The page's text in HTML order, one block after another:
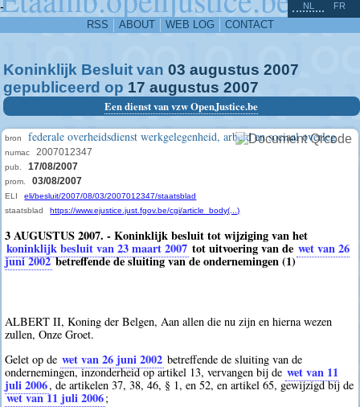
-
RSS ABOUT WEB LOG CONTACT
NL FR
Koninklijk Besluit van 03 augustus 2007
gepubliceerd op 17 augustus 2007
Een dienst van vzw OpenJustice.be
bron federale overheidsdienst werkgelegenheid, arbeid en sociaal overleg
numac 2007012347
pub. 17/08/2007
prom. 03/08/2007
ELI
eli/besluit/2007/08/03/2007012347/staatsblad
staatsblad
https://www.ejustice.just.fgov.be/cgi/article_body(...)
3 AUGUSTUS 2007. - Koninklijk besluit tot wijziging van het
koninklijk besluit van 23 maart 2007 tot uitvoering van de wet van 26
juni 2002betreffende de sluiting van de ondernemingen (1)
ALBERT II, Koning der Belgen, Aan allen die nu zijn en hierna wezen
zullen, Onze Groet.
Gelet op de wet van 26 juni 2002 betreffende de sluiting van de
ondernemingen, inzonderheid op artikel 13, vervangen bij de wet van 11
juli 2006, de artikelen 37, 38, 46, § 1, en 52, en artikel 65, gewijzigd bij de
wet van 11 juli 2006;
^